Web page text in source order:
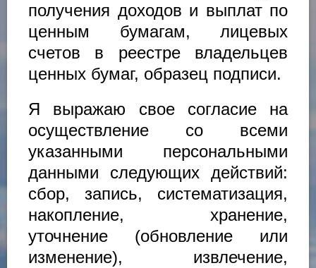
получения доходов и выплат по
ценным бумагам, лицевых
счетов в реестре владельцев
ценных бумаг, образец подписи.
Я выражаю свое согласие на
осуществление со всеми
указанными персональными
данными следующих действий:
сбор, запись, систематизация,
накопление, хранение,
уточнение (обновление или
изменение), извлечение,